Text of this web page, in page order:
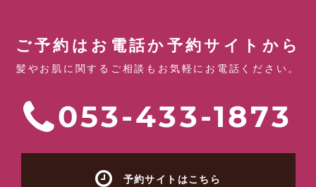
ご予約はお電話か予約サイトから
髪やお肌に関するご相談もお気軽にお電話ください。
053-433-1873
予約サイトはこちら